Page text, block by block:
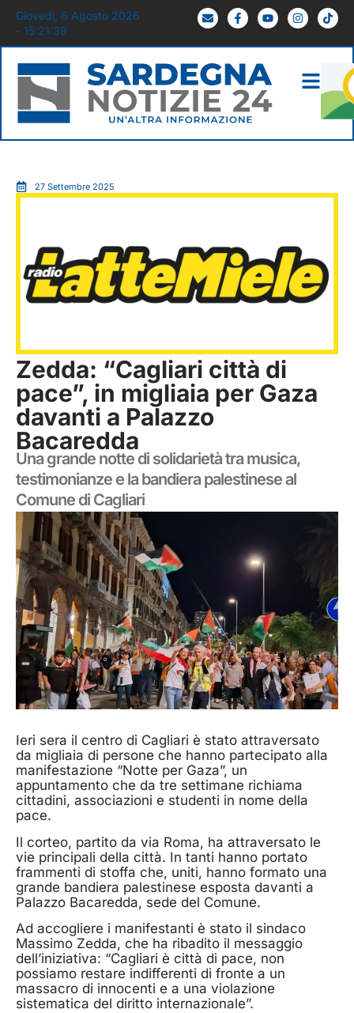
Giovedì, 6 Agosto 2026
- 15:21:40
27 Settembre 2025
Zedda: “Cagliari città di
pace”, in migliaia per Gaza
davanti a Palazzo
Bacaredda
Una grande notte di solidarietà tra musica,
testimonianze e la bandiera palestinese al
Comune di Cagliari
Ieri sera il centro di Cagliari è stato attraversato
da migliaia di persone che hanno partecipato alla
manifestazione “Notte per Gaza”, un
appuntamento che da tre settimane richiama
cittadini, associazioni e studenti in nome della
pace.
Il corteo, partito da via Roma, ha attraversato le
vie principali della città. In tanti hanno portato
frammenti di stoffa che, uniti, hanno formato una
grande bandiera palestinese esposta davanti a
Palazzo Bacaredda, sede del Comune.
Ad accogliere i manifestanti è stato il sindaco
Massimo Zedda, che ha ribadito il messaggio
dell’iniziativa: “Cagliari è città di pace, non
possiamo restare indifferenti di fronte a un
massacro di innocenti e a una violazione
sistematica del diritto internazionale”.